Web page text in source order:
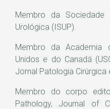
Membro da Sociedade
Urológica (ISUP).
Membro da Academia
Unidos e do Canadá
Jornal Patologia Cirúrgica
Membro do corpo
Pathology, Journal of